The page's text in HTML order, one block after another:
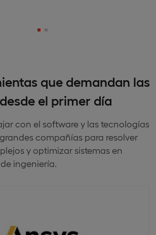
que demandan las
el primer día
con el software y las tecnologías
compañías para resolver
y optimizar sistemas en
ingeniería.